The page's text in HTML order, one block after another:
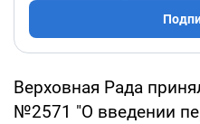
Верховная Рада
№2571 "О введении